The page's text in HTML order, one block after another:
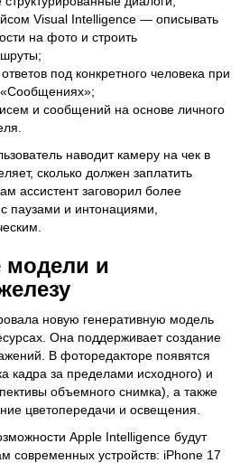
Visual Intelligence — описывать
на фото и строить
под конкретного человека при
и сообщений на основе личного
наводит камеру на чек в
сколько должен заплатить
ассистент заговорил более
паузами и интонациями,
модели и
новую генеративную модель
Она поддерживает создание
В фоторедакторе появятся
кадра за пределами исходного) и
объемного снимка), а также
цветопередачи и освещения.
Apple Intelligence будут
современных устройств: iPhone 17